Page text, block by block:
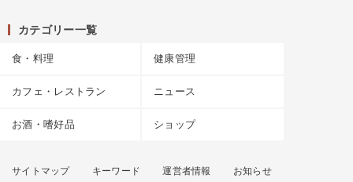
カテゴリー一覧
食・料理 健康管理
カフェ・レストラン ニュース
お酒・嗜好品 ショップ
サイトマップ キーワード 運営者情報 お知らせ